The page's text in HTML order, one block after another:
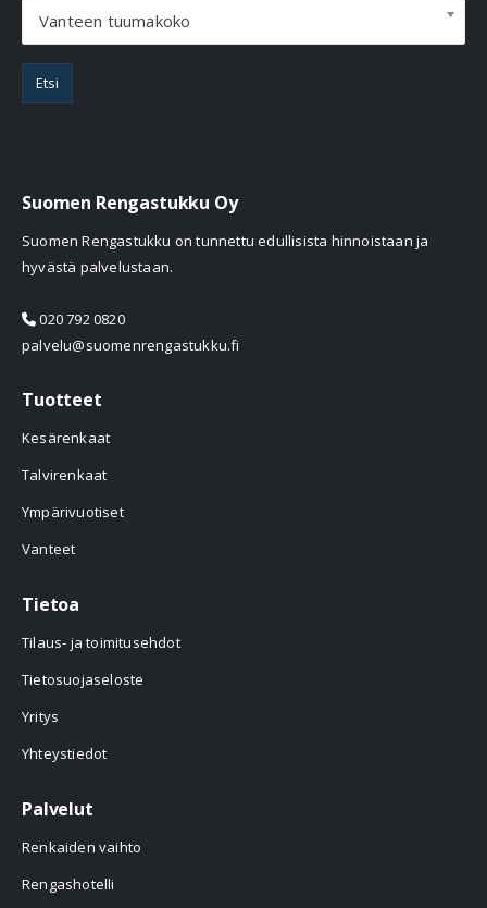
Vanteen tuumakoko
Etsi
Suomen Rengastukku Oy
Suomen Rengastukku on tunnettu edullisista hinnoistaan ja
hyvästä palvelustaan.
020 792 0820
palvelu@suomenrengastukku.fi
Tuotteet
Kesärenkaat
Talvirenkaat
Ympärivuotiset
Vanteet
Tietoa
Tilaus- ja toimitusehdot
Tietosuojaseloste
Yritys
Yhteystiedot
Palvelut
Renkaiden vaihto
Rengashotelli